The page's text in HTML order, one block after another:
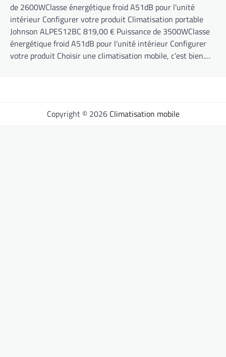
de 2600WClasse énergétique froid A51dB pour l'unité
intérieur Configurer votre produit Climatisation portable
Johnson ALPES12BC 819,00 € Puissance de 3500WClasse
énergétique froid A51dB pour l'unité intérieur Configurer
votre produit Choisir une climatisation mobile, c’est bien.…
Copyright © 2026 Climatisation mobile